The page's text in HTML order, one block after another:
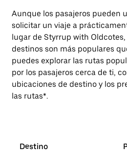
Aunque los pasajeros pueden
solicitar un viaje a
lugar de Styrrup with
destinos son más populares
puedes explorar las rutas
por los pasajeros cerca de ti,
ubicaciones de destino y los
las rutas*.
Destino